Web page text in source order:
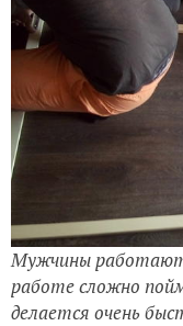
Мужчины работают
работе сложно
делается очень